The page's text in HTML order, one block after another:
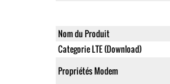
Nom du Produit
Categorie LTE (Download)
Propriétés Modem